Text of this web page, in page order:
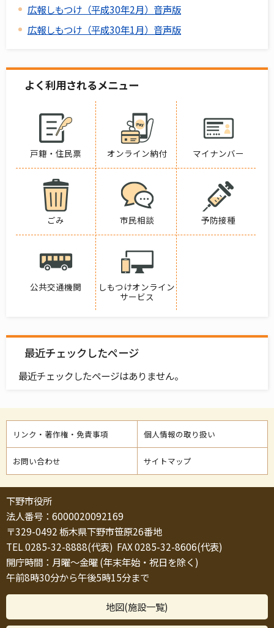
広報しもつけ（平成30年2月）音声版
広報しもつけ（平成30年1月）音声版
よく利用されるメニュー
戸籍・住民票 オンライン納付 マイナンバー
ごみ 市民相談 予防接種
公共交通機関
しもつけオンライン
サービス
最近チェックしたページ
最近チェックしたページはありません。
リンク・著作権・免責事項 個人情報の取り扱い
お問い合わせ サイトマップ
下野市役所
法人番号：6000020092169
〒329-0492 栃木県下野市笹原26番地
TEL 0285-32-8888(代表) FAX 0285-32-8606(代表)
開庁時間：月曜～金曜 (年末年始・祝日を除く)
午前8時30分から午後5時15分まで
地図(施設一覧)